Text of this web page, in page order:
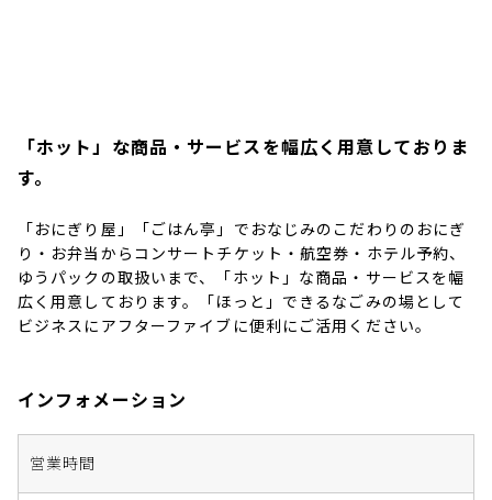
「ホット」な商品・サービスを幅広く用意しておりま
す。
「おにぎり屋」「ごはん亭」でおなじみのこだわりのおにぎ
り・お弁当からコンサートチケット・航空券・ホテル予約、
ゆうパックの取扱いまで、「ホット」な商品・サービスを幅
広く用意しております。「ほっと」できるなごみの場として
ビジネスにアフターファイブに便利にご活用ください。
インフォメーション
営業時間